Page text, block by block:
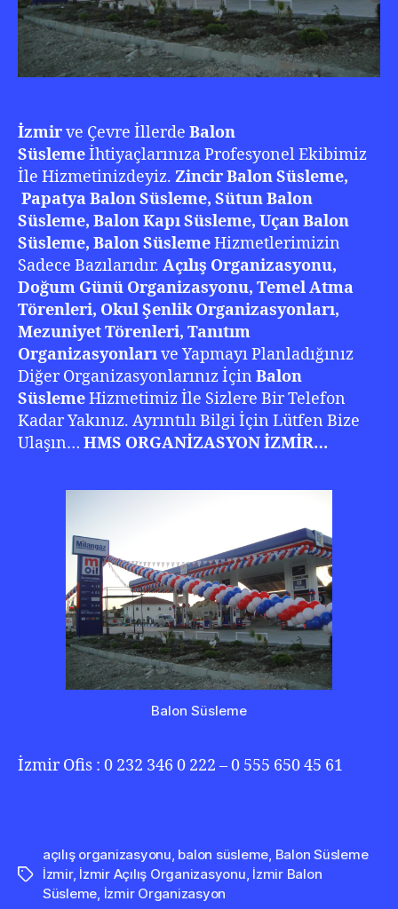
İzmirve Çevre İllerde Balon
Süslemeİhtiyaçlarınıza Profesyonel Ekibimiz
İle Hizmetinizdeyiz. Zincir Balon Süsleme,
Papatya Balon Süsleme, Sütun Balon
Süsleme, Balon Kapı Süsleme, Uçan Balon
Süsleme, Balon SüslemeHizmetlerimizin
Sadece Bazılarıdır. Açılış Organizasyonu,
Doğum Günü Organizasyonu, Temel Atma
Törenleri, Okul Şenlik Organizasyonları,
Mezuniyet Törenleri, Tanıtım
Organizasyonlarıve Yapmayı Planladığınız
Diğer Organizasyonlarınız İçin Balon
SüslemeHizmetimiz İle Sizlere Bir Telefon
Kadar Yakınız. Ayrıntılı Bilgi İçin Lütfen Bize
Ulaşın… HMS ORGANİZASYON İZMİR…
Balon Süsleme
İzmir Ofis : 0 232 346 0 222 – 0 555 650 45 61
Etiketler
açılış organizasyonu, balon süsleme, Balon Süsleme
İzmir, İzmir Açılış Organizasyonu, İzmir Balon
Süsleme, İzmir Organizasyon